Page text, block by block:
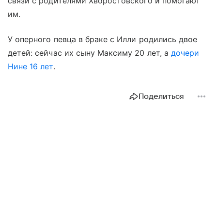
им.
У оперного певца в браке с Илли родились двое
детей: сейчас их сыну Максиму 20 лет, а дочери
Нине 16 лет.
Поделиться